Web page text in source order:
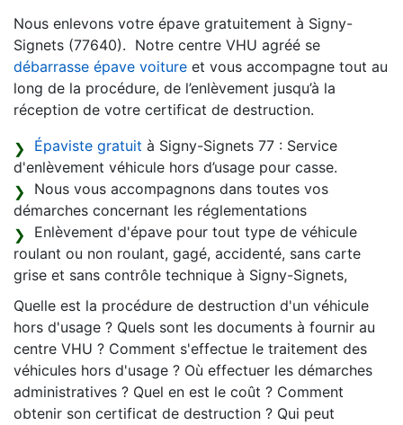
Nous enlevons votre épave gratuitement à Signy-
Signets (77640). Notre centre VHU agréé se
débarrasse épave voiture et vous accompagne tout au
long de la procédure, de l’enlèvement jusqu’à la
réception de votre certificat de destruction.
Épaviste gratuit à Signy-Signets 77 : Service
d'enlèvement véhicule hors d’usage pour casse.
Nous vous accompagnons dans toutes vos
démarches concernant les réglementations
Enlèvement d'épave pour tout type de véhicule
roulant ou non roulant, gagé, accidenté, sans carte
grise et sans contrôle technique à Signy-Signets,
Quelle est la procédure de destruction d'un véhicule
hors d'usage ? Quels sont les documents à fournir au
centre VHU ? Comment s'effectue le traitement des
véhicules hors d'usage ? Où effectuer les démarches
administratives ? Quel en est le coût ? Comment
obtenir son certificat de destruction ? Qui peut